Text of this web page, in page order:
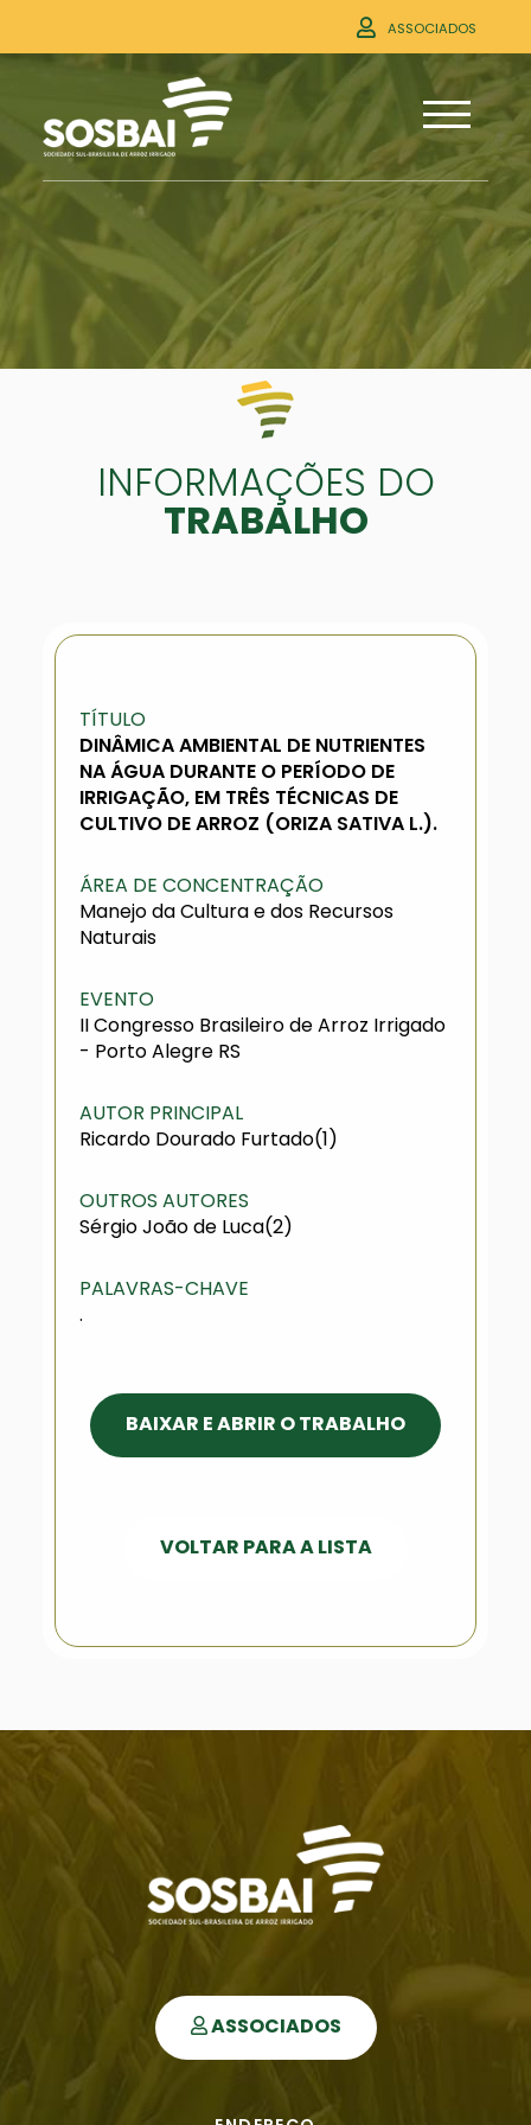
ASSOCIADOS
INFORMAÇÕES DO
TRABALHO
TÍTULO
DINÂMICA AMBIENTAL DE NUTRIENTES
NA ÁGUA DURANTE O PERÍODO DE
IRRIGAÇÃO, EM TRÊS TÉCNICAS DE
CULTIVO DE ARROZ (ORIZA SATIVA L.).
ÁREA DE CONCENTRAÇÃO
Manejo da Cultura e dos Recursos
Naturais
EVENTO
II Congresso Brasileiro de Arroz Irrigado
- Porto Alegre RS
AUTOR PRINCIPAL
Ricardo Dourado Furtado(1)
OUTROS AUTORES
Sérgio João de Luca(2)
PALAVRAS-CHAVE
.
BAIXAR E ABRIR O TRABALHO
VOLTAR PARA A LISTA
ASSOCIADOS